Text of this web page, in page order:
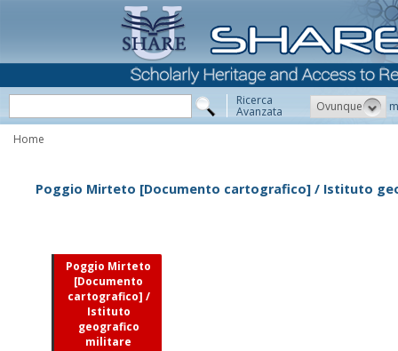
Ricerca
Avanzata Ovunque
Home
Poggio Mirteto [Documento cartografico] / Istituto
Poggio Mirteto
[Documento
cartografico] /
Istituto
geografico
militare